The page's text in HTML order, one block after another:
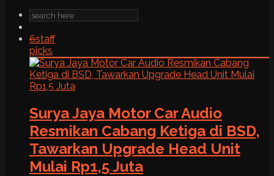
6staff
picks
Surya Jaya Motor Car Audio
Resmikan Cabang Ketiga di BSD,
Tawarkan Upgrade Head Unit
Mulai Rp1,5 Juta